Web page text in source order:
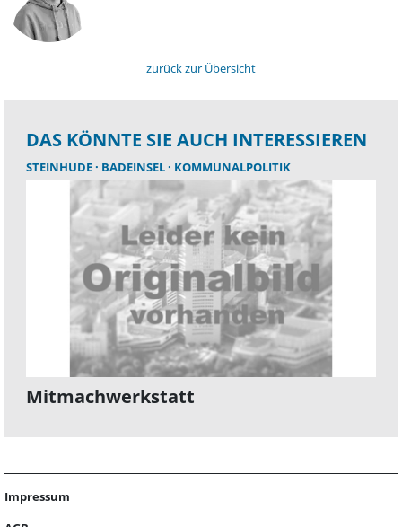
zurück zur Übersicht
DAS KÖNNTE SIE AUCH INTERESSIEREN
STEINHUDE BADEINSEL KOMMUNALPOLITIK
Mitmachwerkstatt
Impressum